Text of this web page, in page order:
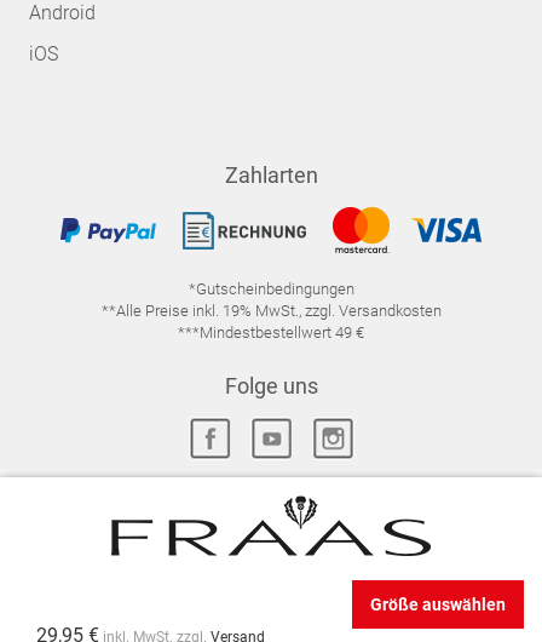
29,95 € inkl. MwSt. zzgl. Versand
Größe auswählen
Android
iOS
Zahlarten
*Gutscheinbedingungen
**Alle Preise inkl. 19% MwSt., zzgl. Versandkosten
***Mindestbestellwert 49 €
Folge uns
IMPRESSUM FAQ
DATENSCHUTZ
WIDERRUFSRECHT
VERTRAG WIDERRUFEN